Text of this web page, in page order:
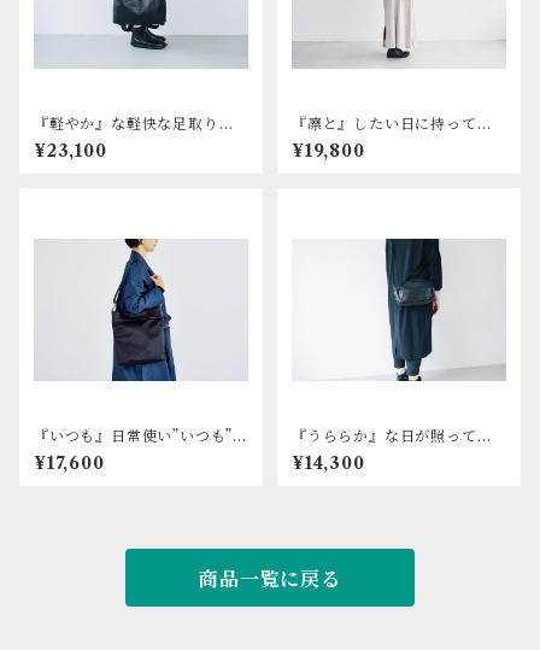
『軽やか』な軽快な足取りの
日に持って欲しい リュック
サック
¥23,100
『凛と』したい日に持って欲
しい 2wayバッグ
¥19,800
『いつも』日常使い”いつも”の
日に マルチトートバッグ
¥17,600
『うららか』な日が照ってい
る日に持って欲しい 2wayポ
シェット
¥14,300
商品一覧に戻る